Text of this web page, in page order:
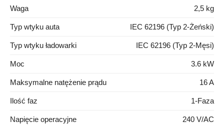
Waga 2,5 kg
Typ wtyku auta IEC 62196 (Typ 2-Żeński)
Typ wtyku ładowarki IEC 62196 (Typ 2-Męsi)
Moc 3.6 kW
Maksymalne natężenie prądu 16 A
Ilość faz 1-Faza
Napięcie operacyjne 240 V/AC